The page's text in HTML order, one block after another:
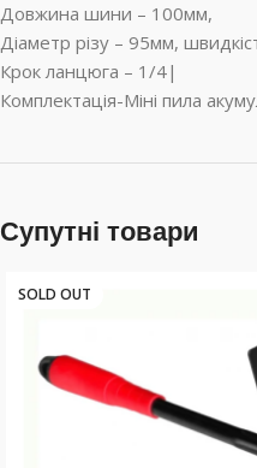
Довжина шини – 100мм,
Діаметр різу – 95мм,
Крок ланцюга – 1/4|
Комплектація-Міні пила
Супутні товари
SOLD OUT